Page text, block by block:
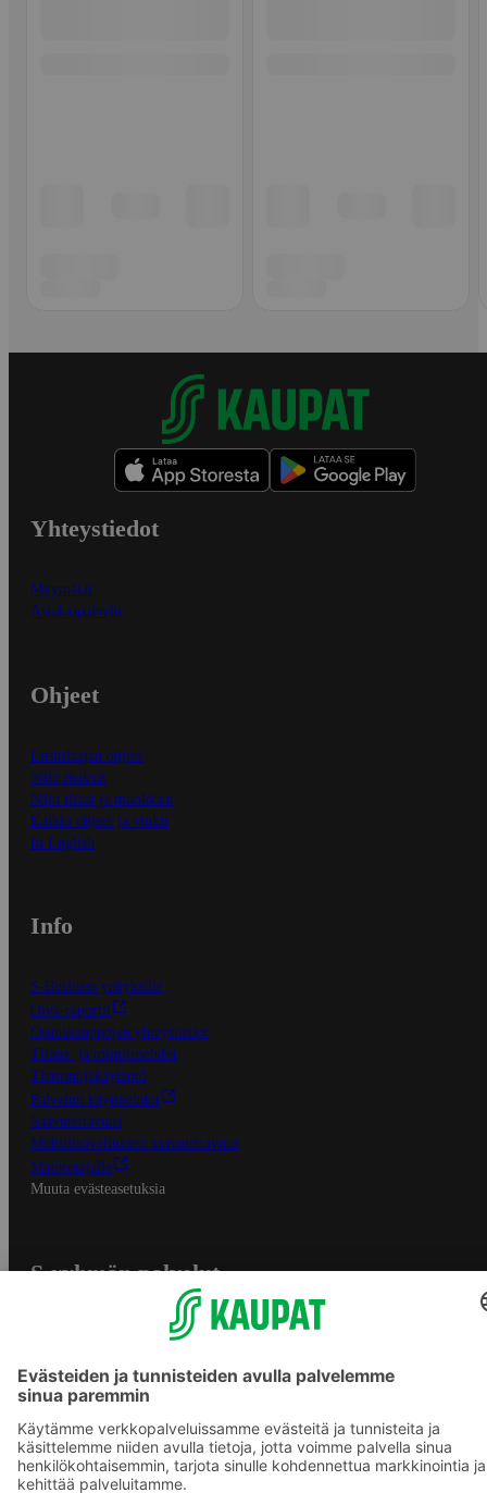
Yhteystiedot
Myymälät
Asiakaspalvelu
Ohjeet
Ensitilaajan ohjeet
Näin maksat
Näin tilaat ja muokkaat
Kaikki ohjeet ja vinkit
In English
Info
S-Business yrityksille
Oiva-raportit
Osuuskauppojen yhteystiedot
Tilaus- ja toimitusehdot
Tietosuojakäytäntö
Palvelun käyttöehdot
Saavutettavuus
Mobiilisovelluksen saavutettavuus
Mainostajalle
Muuta evästeasetuksia
S-ryhmän palvelut
Yhteishyvä Ruoka -sovellus
S-ostoslista -sovellus
Prisma.fi
Sokos.fi
S-Pankki